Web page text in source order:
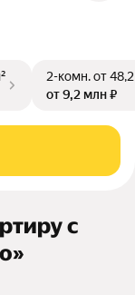
2-комн.от
от 9,2 млн ₽
с